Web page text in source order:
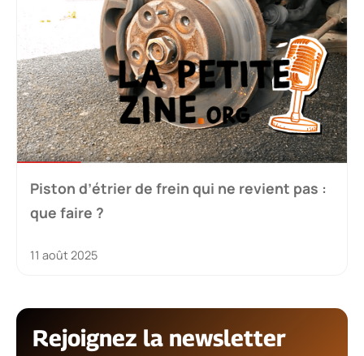
Piston d’étrier de frein qui ne revient pas :
que faire ?
11 août 2025
Rejoignez la newsletter